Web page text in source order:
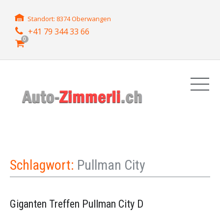
Standort: 8374 Oberwangen
+41 79 344 33 66
0
Schlagwort: Pullman City
Giganten Treffen Pullman City D